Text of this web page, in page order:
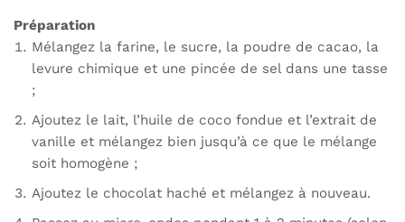
Préparation
Mélangez la farine, le sucre, la poudre de cacao, la
levure chimique et une pincée de sel dans une tasse
;
Ajoutez le lait, l’huile de coco fondue et l’extrait de
vanille et mélangez bien jusqu’à ce que le mélange
soit homogène ;
Ajoutez le chocolat haché et mélangez à nouveau.